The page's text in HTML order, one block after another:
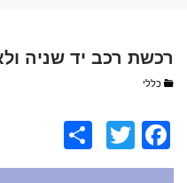
רכשת רכב יד שניה
כללי
Fa
ce
T
wi
h